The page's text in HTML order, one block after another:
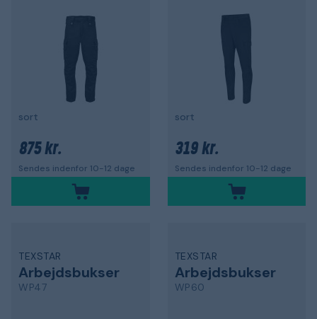
sort
875 kr.
Sendes indenfor 10-12 dage
sort
319 kr.
Sendes indenfor 10-12 dage
TEXSTAR
Arbejdsbukser
WP47
TEXSTAR
Arbejdsbukser
WP60